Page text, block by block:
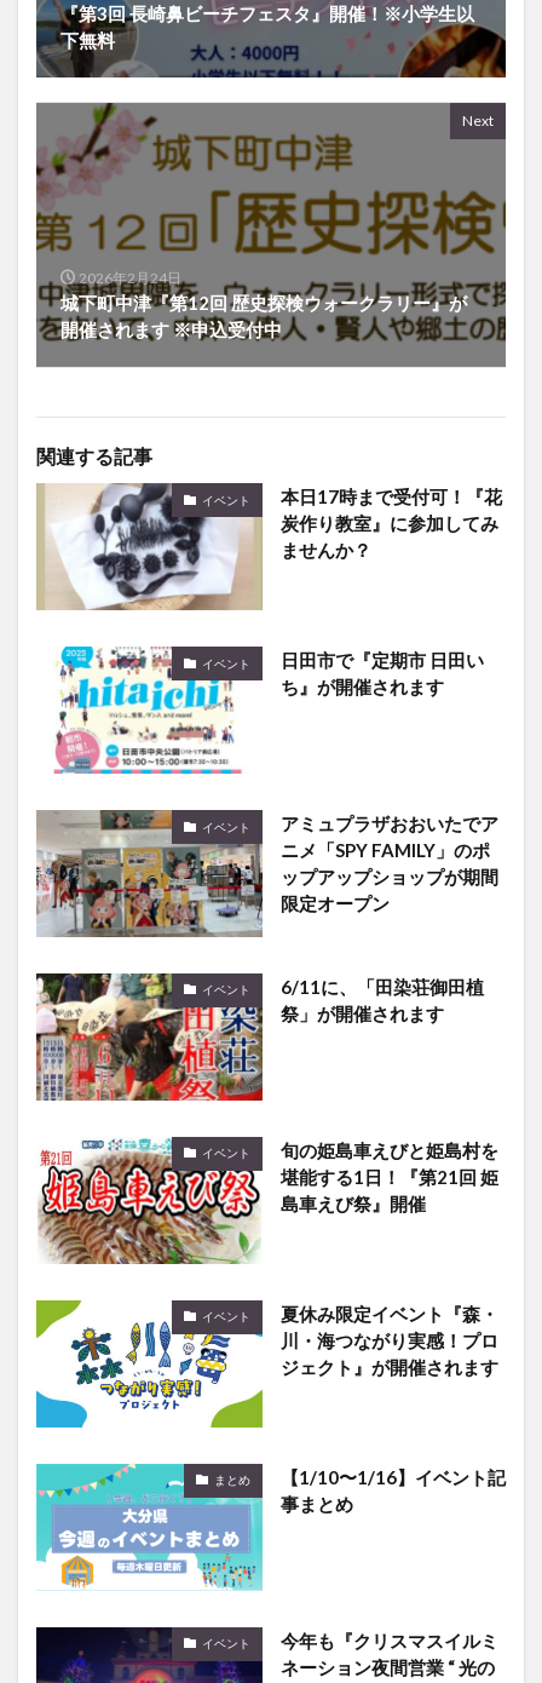
『第3回 長崎鼻ビーチフェスタ』開催！※小学生以
下無料
Next
2026年2月24日
城下町中津『第12回 歴史探検ウォークラリー』が
開催されます ※申込受付中
関連する記事
イベント
本日17時まで受付可！『花
炭作り教室』に参加してみ
ませんか？
イベント
日田市で『定期市 日田い
ち』が開催されます
イベント
アミュプラザおおいたでア
ニメ「SPY FAMILY」のポ
ップアップショップが期間
限定オープン
イベント
6/11に、「田染荘御田植
祭」が開催されます
イベント
旬の姫島車えびと姫島村を
堪能する1日！『第21回 姫
島車えび祭』開催
イベント
夏休み限定イベント『森・
川・海つながり実感！プロ
ジェクト』が開催されます
まとめ
【1/10〜1/16】イベント記
事まとめ
イベント
今年も『クリスマスイルミ
ネーション夜間営業 “ 光の